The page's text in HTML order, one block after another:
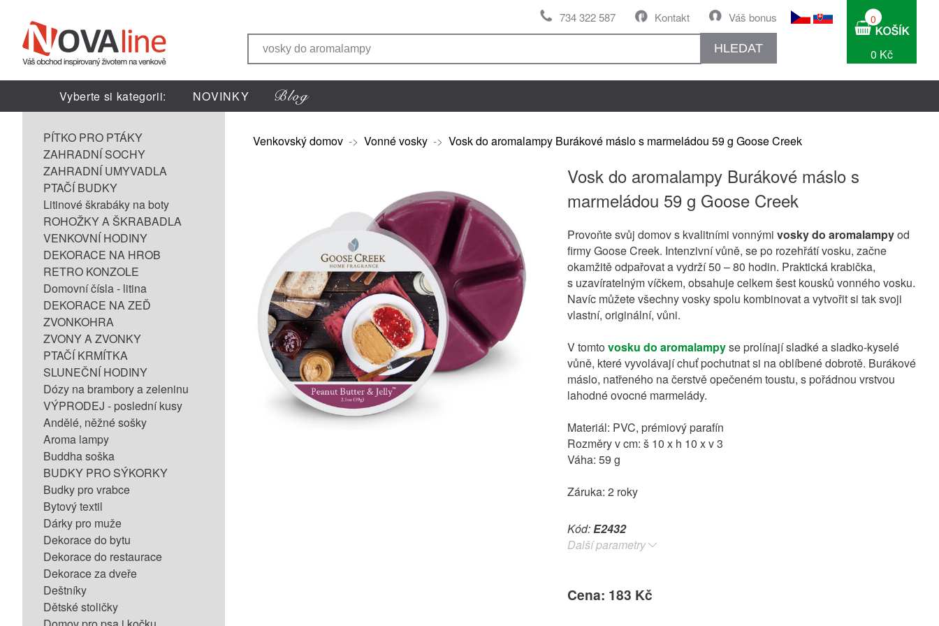
Váš bonus
Kontakt
734 322 587
HLEDAT
0
0 Kč
Vyberte si kategorii: NOVINKY
PÍTKO PRO PTÁKY
ZAHRADNÍ SOCHY
ZAHRADNÍ UMYVADLA
PTAČÍ BUDKY
Litinové škrabáky na boty
ROHOŽKY A ŠKRABADLA
VENKOVNÍ HODINY
DEKORACE NA HROB
RETRO KONZOLE
Domovní čísla - litina
DEKORACE NA ZEĎ
ZVONKOHRA
ZVONY A ZVONKY
PTAČÍ KRMÍTKA
SLUNEČNÍ HODINY
Dózy na brambory a zeleninu
VÝPRODEJ - poslední kusy
Andělé, něžné sošky
Aroma lampy
Buddha soška
BUDKY PRO SÝKORKY
Budky pro vrabce
Bytový textil
Dárky pro muže
Dekorace do bytu
Dekorace do restaurace
Dekorace za dveře
Deštníky
Dětské stoličky
Venkovský domov -> Vonné vosky -> Vosk do aromalampy Burákové máslo s marmeládou 59 g Goose Creek
Vosk do aromalampy Burákové máslo s
marmeládou 59 g Goose Creek
Provoňte svůj domov s kvalitními vonnými vosky do aromalampyod
firmy Goose Creek. Intenzivní vůně, se po rozehřátí vosku, začne
okamžitě odpařovat a vydrží 50 – 80 hodin. Praktická krabička,
s uzavíratelným víčkem, obsahuje celkem šest kousků vonného vosku.
Navíc můžete všechny vosky spolu kombinovat a vytvořit si tak svoji
vlastní, originální, vůni.
V tomto vosku do aromalampyse prolínají sladké a sladko-kyselé
vůně, které vyvolávají chuť pochutnat si na oblíbené dobrotě. Burákové
máslo, natřeného na čerstvě opečeném toustu, s pořádnou vrstvou
lahodné ovocné marmelády.
Materiál: PVC, prémiový parafín
Rozměry v cm: š 10 x h 10 x v 3
Váha: 59 g
Záruka: 2 roky
Kód:E2432
Další parametry
Cena: 183 Kč